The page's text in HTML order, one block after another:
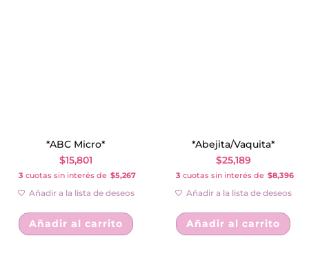
*ABC Micro*
$15,801
3 cuotas sin interés de $5,267
Añadir a la lista de deseos
Añadir al carrito
*Abejita/Vaquita*
$25,189
3 cuotas sin interés de $8,396
Añadir a la lista de deseos
Añadir al carrito